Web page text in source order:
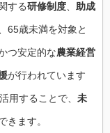
する研修制度、 助成
65歳未満を対象と
つ安定的な農業経営
が行われています
用することで、 未
きます。